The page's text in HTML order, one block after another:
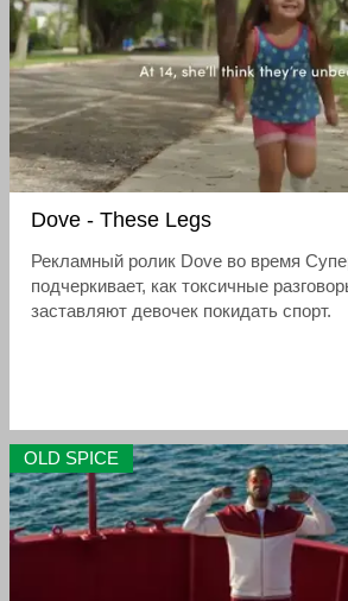
Dove - These Legs
Рекламный ролик Dove во время
подчеркивает, как токсичные
заставляют девочек покидать спорт.
OLD SPICE